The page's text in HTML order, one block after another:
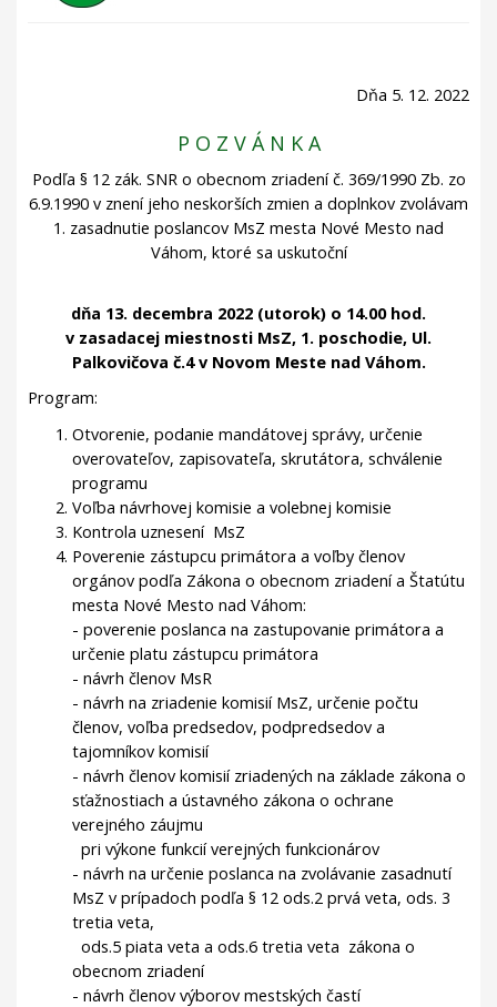
Dňa 5. 12. 2022
P O Z V Á N K A
Podľa § 12 zák. SNR o obecnom zriadení č. 369/1990 Zb. zo
6.9.1990 v znení jeho neskorších zmien a doplnkov zvolávam
1. zasadnutie poslancov MsZ mesta Nové Mesto nad
Váhom, ktoré sa uskutoční
dňa 13. decembra 2022 (utorok) o 14.00 hod.
v zasadacej miestnosti MsZ, 1. poschodie, Ul.
Palkovičova č.4 v Novom Meste nad Váhom.
Program:
Otvorenie, podanie mandátovej správy, určenie
overovateľov, zapisovateľa, skrutátora, schválenie
programu
Voľba návrhovej komisie a volebnej komisie
Kontrola uznesení MsZ
Poverenie zástupcu primátora a voľby členov
orgánov podľa Zákona o obecnom zriadení a Štatútu
mesta Nové Mesto nad Váhom:
- poverenie poslanca na zastupovanie primátora a
určenie platu zástupcu primátora
- návrh členov MsR
- návrh na zriadenie komisií MsZ, určenie počtu
členov, voľba predsedov, podpredsedov a
tajomníkov komisií
- návrh členov komisií zriadených na základe zákona o
sťažnostiach a ústavného zákona o ochrane
verejného záujmu
pri výkone funkcií verejných funkcionárov
- návrh na určenie poslanca na zvolávanie zasadnutí
MsZ v prípadoch podľa § 12 ods.2 prvá veta, ods. 3
tretia veta,
ods.5 piata veta a ods.6 tretia veta zákona o
obecnom zriadení
- návrh členov výborov mestských častí